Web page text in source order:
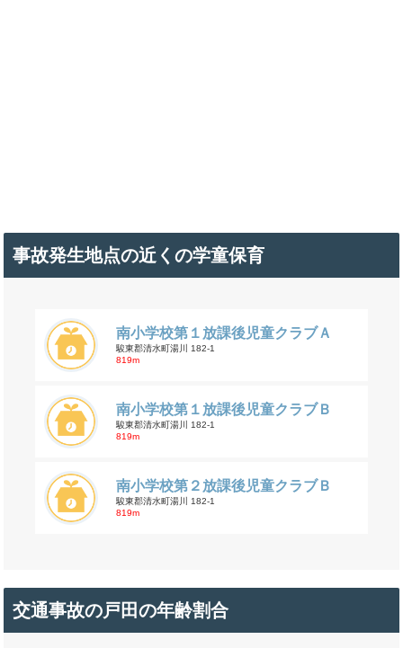
事故発生地点の近くの学童保育
南小学校第１放課後児童クラブＡ
駿東郡清水町湯川 182-1
819m
南小学校第１放課後児童クラブＢ
駿東郡清水町湯川 182-1
819m
南小学校第２放課後児童クラブＢ
駿東郡清水町湯川 182-1
819m
交通事故の戸田の年齢割合